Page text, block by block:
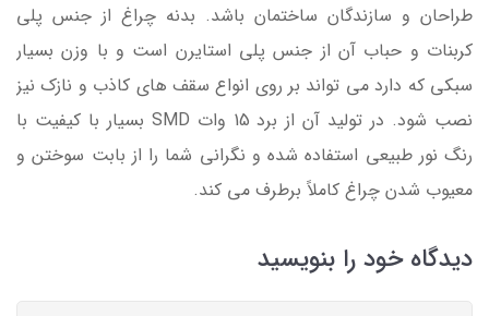
طراحان و سازندگان ساختمان باشد. بدنه چراغ از جنس پلی
کربنات و حباب آن از جنس پلی استایرن است و با وزن بسیار
سبکی که دارد می تواند بر روی انواع سقف های کاذب و نازک نیز
نصب شود. در تولید آن از برد 15 وات SMD بسیار با کیفیت با
رنگ نور طبیعی استفاده شده و نگرانی شما را از بابت سوختن و
معیوب شدن چراغ کاملاً برطرف می کند.
دیدگاه خود را بنویسید